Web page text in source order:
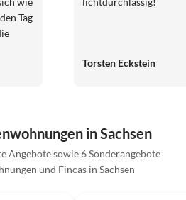
Tag
Torsten Eckstein
in Sachsen
Angebote sowie 6 Sonderangebote
und Fincas in Sachsen